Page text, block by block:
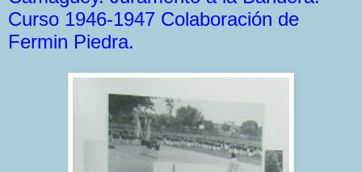
Curso 1946-1947 Colaboración de
Fermin Piedra.